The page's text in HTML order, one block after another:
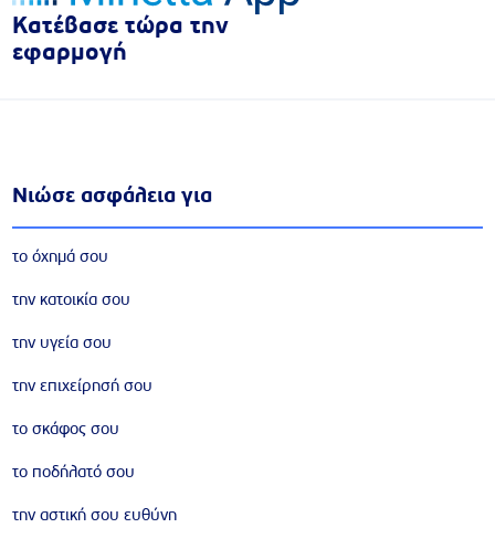
Κατέβασε τώρα την
εφαρμογή
Νιώσε ασφάλεια για
το όχημά σου
την κατοικία σου
την υγεία σου
την επιχείρησή σου
το σκάφος σου
το ποδήλατό σου
την αστική σου ευθύνη